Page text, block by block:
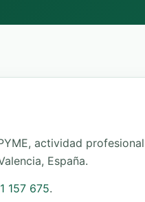
actividad
España.
157 675.